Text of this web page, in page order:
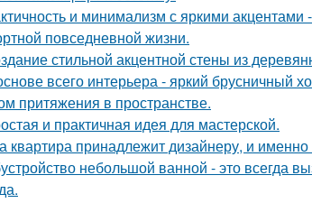
и минимализм с яркими акцентами
повседневной жизни.
стильной акцентной стены из
всего интерьера - яркий брусничный
притяжения в пространстве.
и практичная идея для мастерской.
квартира принадлежит дизайнеру, и
небольшой ванной - это всегда